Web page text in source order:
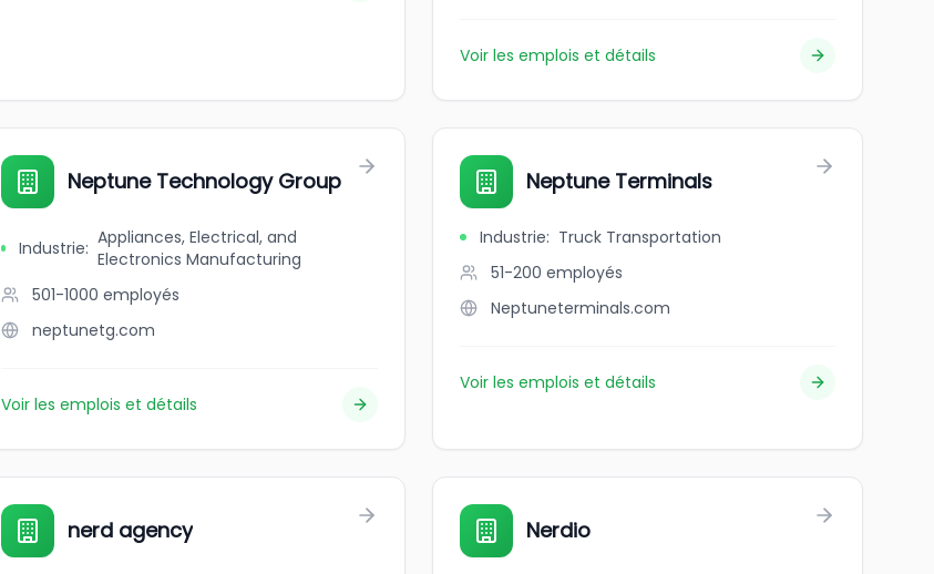
Voir les emplois et détails
Neptune Technology Group
Industrie: Appliances, Electrical, and
Electronics Manufacturing
501-1000 employés
neptunetg.com
Voir les emplois et détails
Neptune Terminals
Industrie: Truck Transportation
51-200 employés
Neptuneterminals.com
Voir les emplois et détails
nerd agency Nerdio